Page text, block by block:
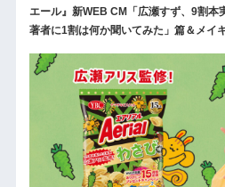
エール』新WEB CM「広瀬すず、9割本
著者に1割は何か聞いてみた」篇＆メイ